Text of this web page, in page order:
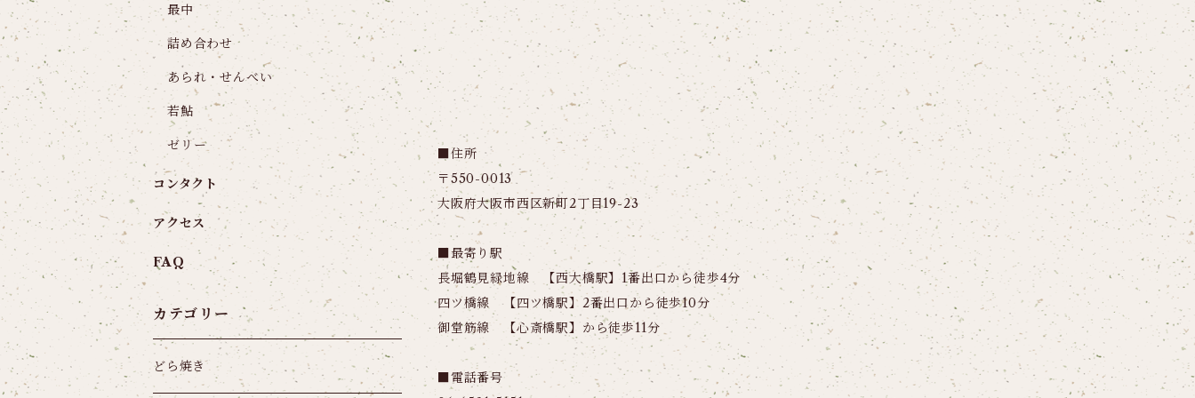
■住所
〒550-0013
大阪府大阪市西区新町2丁目19-23
■最寄り駅
長堀鶴見緑地線 【西大橋駅】1番出口から徒歩4分
四ツ橋線 【四ツ橋駅】2番出口から徒歩10分
御堂筋線 【心斎橋駅】から徒歩11分
■電話番号
最中
詰め合わせ
あられ・せんべい
若鮎
ゼリー
コンタクト
アクセス
FAQ
カテゴリー
どら焼き